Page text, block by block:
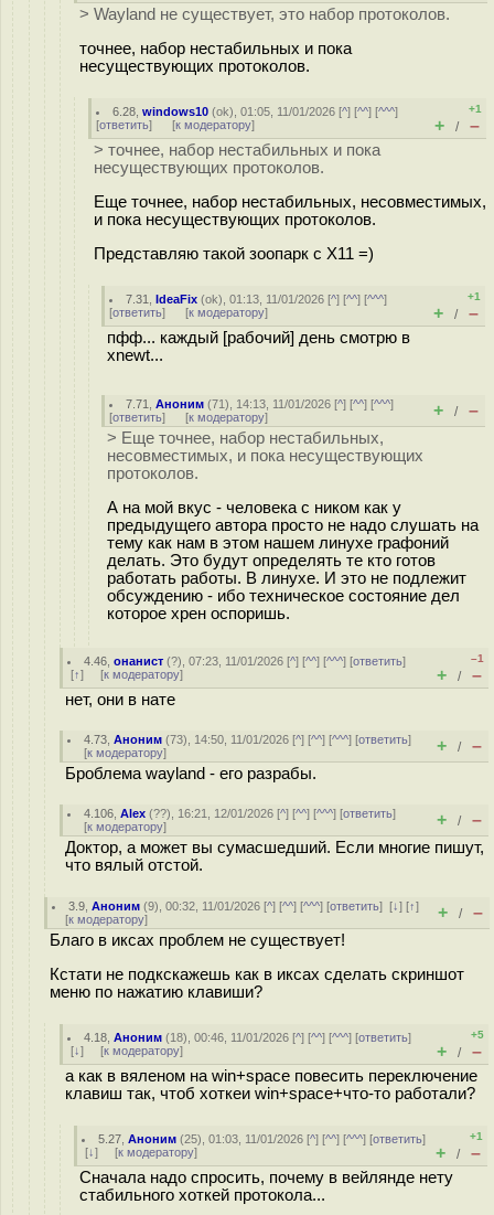
> Wayland не существует, это набор протоколов.
точнее, набор нестабильных и пока
несуществующих протоколов.
6.28 ,windows10 (ok), 01:05, 11/01/2026 [^] [^^] [^^^]
[ответить] [к модератору]
+1
+ / –
> точнее, набор нестабильных и пока
несуществующих протоколов.
Еще точнее, набор нестабильных, несовместимых,
и пока несуществующих протоколов.
Представляю такой зоопарк с X11 =)
7.31 ,IdeaFix (ok), 01:13, 11/01/2026 [^] [^^] [^^^]
[ответить] [к модератору]
+1
+ / –
пфф... каждый [рабочий] день смотрю в
xnewt...
7.71 ,Аноним (71), 14:13, 11/01/2026 [^] [^^] [^^^]
[ответить] [к модератору] + / –
> Еще точнее, набор нестабильных,
несовместимых, и пока несуществующих
протоколов.
А на мой вкус - человека с ником как у
предыдущего автора просто не надо слушать на
тему как нам в этом нашем линухе графоний
делать. Это будут определять те кто готов
работать работы. В линухе. И это не подлежит
обсуждению - ибо техническое состояние дел
которое хрен оспоришь.
4.46 ,онанист (?), 07:23, 11/01/2026 [^] [^^] [^^^] [ответить]
[↑] [к модератору]
–1
+ / –
нет, они в нате
4.73 ,Аноним (73), 14:50, 11/01/2026 [^] [^^] [^^^] [ответить]
[к модератору] + / –
Броблема wayland - его разрабы.
4.106 ,Alex (??), 16:21, 12/01/2026 [^] [^^] [^^^] [ответить]
[к модератору] + / –
Доктор, а может вы сумасшедший. Если многие пишут,
что вялый отстой.
3.9 ,Аноним (9), 00:32, 11/01/2026 [^] [^^] [^^^] [ответить][↓] [↑]
[к модератору] + / –
Благо в иксах проблем не существует!
Кстати не подкскажешь как в иксах сделать скриншот
меню по нажатию клавиши?
4.18 ,Аноним (18), 00:46, 11/01/2026 [^] [^^] [^^^] [ответить]
[↓] [к модератору]
+5
+ / –
а как в вяленом на win+space повесить переключение
клавиш так, чтоб хоткеи win+space+что-то работали?
5.27 ,Аноним (25), 01:03, 11/01/2026 [^] [^^] [^^^] [ответить]
[↓] [к модератору]
+1
+ / –
Сначала надо спросить, почему в вейлянде нету
стабильного хоткей протокола...